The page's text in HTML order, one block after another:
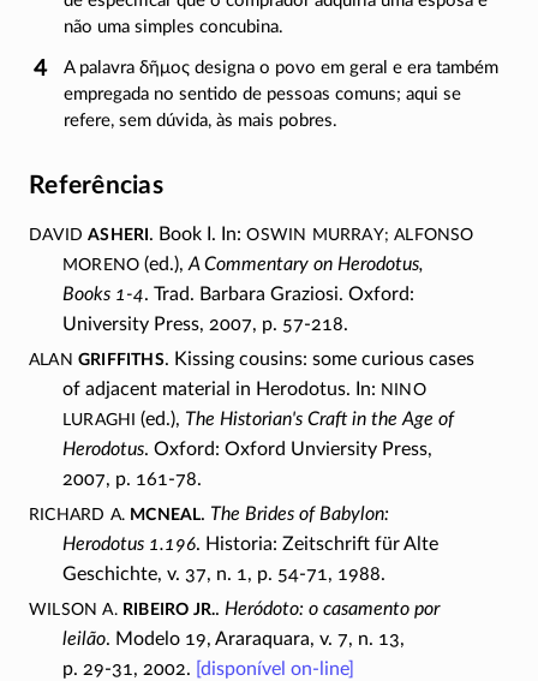
não uma simples concubina.
A palavra δῆμος designa o povo em geral e era também
empregada no sentido de pessoas comuns; aqui se
refere, sem dúvida, às mais pobres.
Referências
DavidAsheri. Book I. In:Oswin Murray; Alfonso
Moreno (ed.),A Commentary on Herodotus,
Books 1-4. Trad. Barbara Graziosi. Oxford:
University Press, 2007, p. 57-218.
Alan Griffiths. Kissing cousins: some curious cases
of adjacent material in Herodotus. In: Nino
Luraghi (ed.), The Historian's Craft in the Age of
Herodotus. Oxford: Oxford Unviersity Press,
2007, p. 161-78.
Richard A. McNeal. The Brides of Babylon:
Herodotus 1.196. Historia: Zeitschrift für Alte
Geschichte, v. 37, n. 1, p. 54-71, 1988.
Wilson A. Ribeiro Jr.. Heródoto: o casamento por
leilão. Modelo 19, Araraquara, v. 7, n. 13,
p. 29-31, 2002. [disponível on-line]